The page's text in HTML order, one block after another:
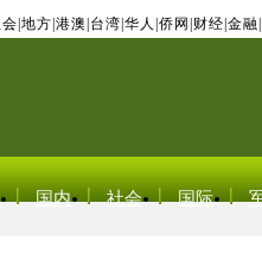
地方 港澳 台湾 华人 侨网 财经 金融
国内 社会 国际